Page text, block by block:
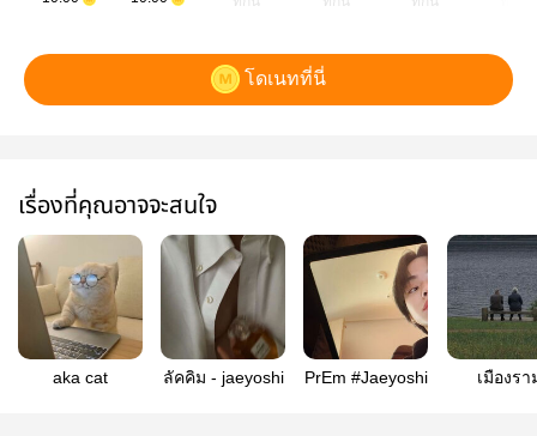
โดเนทที่นี่
เรื่องที่คุณอาจจะสนใจ
aka cat ลัคคิม - jaeyoshi PrEm #Jaeyoshi
เมืองรา